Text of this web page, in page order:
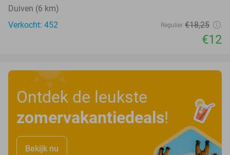
Duiven (6 km)
Verkocht: 452
Regulier €18,25
€12
Ontdek de leukste
zomervakantiedeals!
Bekijk nu